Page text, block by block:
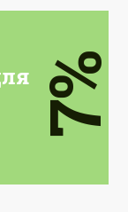
7%